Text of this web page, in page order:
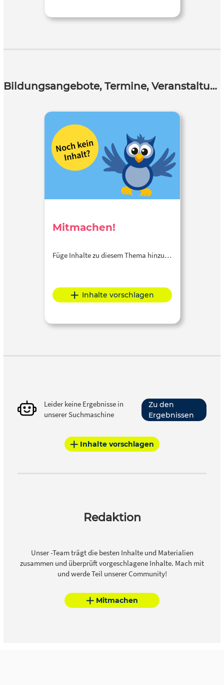
Bildungsangebote, Termine, Veranstaltungen
Mitmachen!
Füge Inhalte zu diesem Thema hinzu…
Inhalte vorschlagen
Leider keine Ergebnisse in
unserer Suchmaschine
Zu den
Ergebnissen
Inhalte vorschlagen
Redaktion
Unser -Team trägt die besten Inhalte und Materialien
zusammen und überprüft vorgeschlagene Inhalte. Mach mit
und werde Teil unserer Community!
Mitmachen